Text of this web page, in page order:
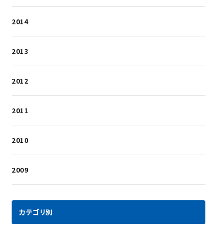
2014
2013
2012
2011
2010
2009
カテゴリ別